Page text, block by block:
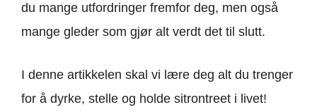
du mange utfordringer fremfor deg, men også
mange gleder som gjør alt verdt det til slutt.
I denne artikkelen skal vi lære deg alt du trenger
for å dyrke, stelle og holde sitrontreet i livet!